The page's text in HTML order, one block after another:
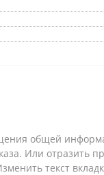
общей
Или отразить
текст